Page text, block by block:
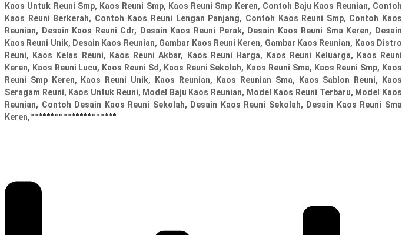
Kaos Untuk Reuni Smp, Kaos Reuni Smp, Kaos Reuni Smp Keren, Contoh Baju Kaos Reunian, Contoh
Kaos Reuni Berkerah, Contoh Kaos Reuni Lengan Panjang, Contoh Kaos Reuni Smp, Contoh Kaos
Reunian, Desain Kaos Reuni Cdr, Desain Kaos Reuni Perak, Desain Kaos Reuni Sma Keren, Desain
Kaos Reuni Unik, Desain Kaos Reunian, Gambar Kaos Reuni Keren, Gambar Kaos Reunian, Kaos Distro
Reuni, Kaos Kelas Reuni, Kaos Reuni Akbar, Kaos Reuni Harga, Kaos Reuni Keluarga, Kaos Reuni
Keren, Kaos Reuni Lucu, Kaos Reuni Sd, Kaos Reuni Sekolah, Kaos Reuni Sma, Kaos Reuni Smp, Kaos
Reuni Smp Keren, Kaos Reuni Unik, Kaos Reunian, Kaos Reunian Sma, Kaos Sablon Reuni, Kaos
Seragam Reuni, Kaos Untuk Reuni, Model Baju Kaos Reunian, Model Kaos Reuni Terbaru, Model Kaos
Reunian, Contoh Desain Kaos Reuni Sekolah, Desain Kaos Reuni Sekolah, Desain Kaos Reuni Sma
Keren,*********************